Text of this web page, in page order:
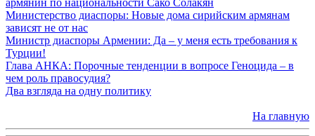
армянин по национальности Сако Солакян
Министерство диаспоры: Новые дома сирийским армянам
зависят не от нас
Министр диаспоры Армении: Да – у меня есть требования к
Турции!
Глава АНКА: Порочные тенденции в вопросе Геноцида – в
чем роль правосудия?
Два взгляда на одну политику
На главную